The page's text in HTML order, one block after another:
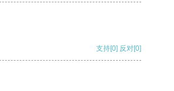
支持[0] 反对[0]